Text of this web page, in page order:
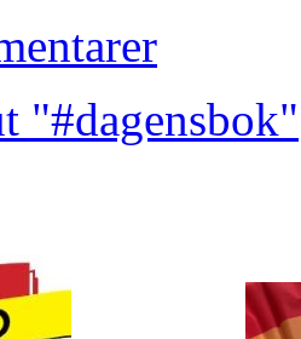
"#dagensbok"